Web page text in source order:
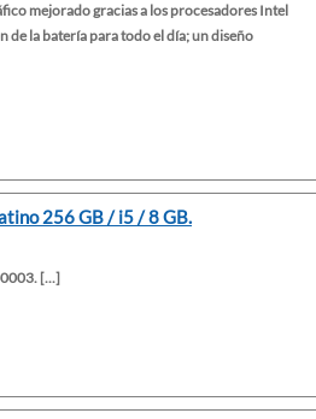
mejorado gracias a los procesadores Intel
de la batería para todo el día; un diseño
256 GB / i5 / 8 GB.
[...]